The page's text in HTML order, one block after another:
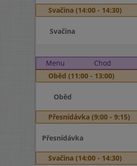
Svačina (14:00 - 14:30)
Svačina
Menu
Chod
Oběd (11:00 - 13:00)
Oběd
Přesnídávka (9:00 - 9:15)
Přesnídávka
Svačina (14:00 - 14:30)